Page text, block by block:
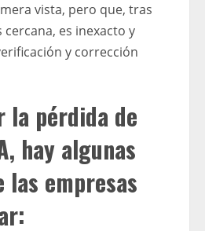
vista, pero que, tras
es inexacto y
y corrección
la pérdida de
hay algunas
las empresas